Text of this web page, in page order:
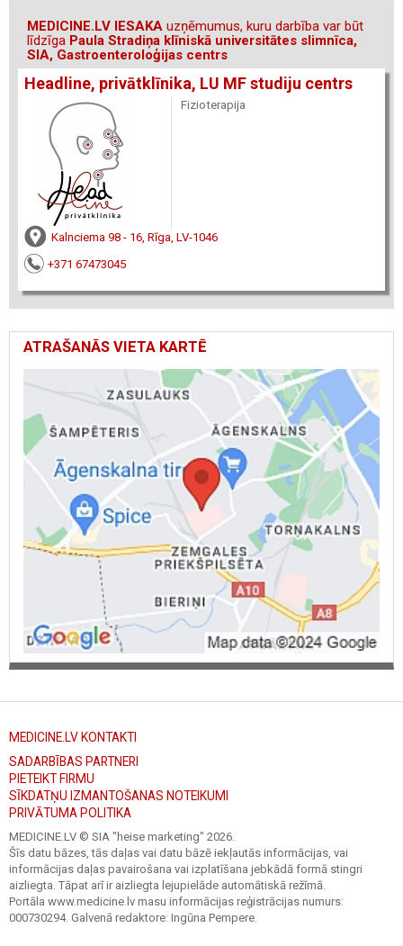
MEDICINE.LV IESAKA uzņēmumus, kuru darbība var būt
līdzīga Paula Stradiņa klīniskā universitātes slimnīca,
SIA, Gastroenteroloģijas centrs
Headline, privātklīnika, LU MF studiju centrs
Fizioterapija
Kalnciema 98 - 16, Rīga, LV-1046
+371 67473045
ATRAŠANĀS VIETA KARTĒ
MEDICINE.LV KONTAKTI
SADARBĪBAS PARTNERI
PIETEIKT FIRMU
SĪKDATŅU IZMANTOŠANAS NOTEIKUMI
PRIVĀTUMA POLITIKA
MEDICINE.LV © SIA "heise marketing" 2026.
Šīs datu bāzes, tās daļas vai datu bāzē iekļautās informācijas, vai
informācijas daļas pavairošana vai izplatīšana jebkādā formā stingri
aizliegta. Tāpat arī ir aizliegta lejupielāde automātiskā režīmā.
Portāla www.medicine.lv masu informācijas reģistrācijas numurs:
000730294. Galvenā redaktore: Ingūna Pempere.